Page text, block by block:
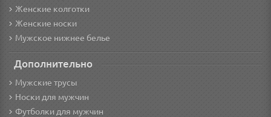
Женские колготки
Женские носки
Мужское нижнее белье
Дополнительно
Мужские трусы
Носки для мужчин
Футболки для мужчин